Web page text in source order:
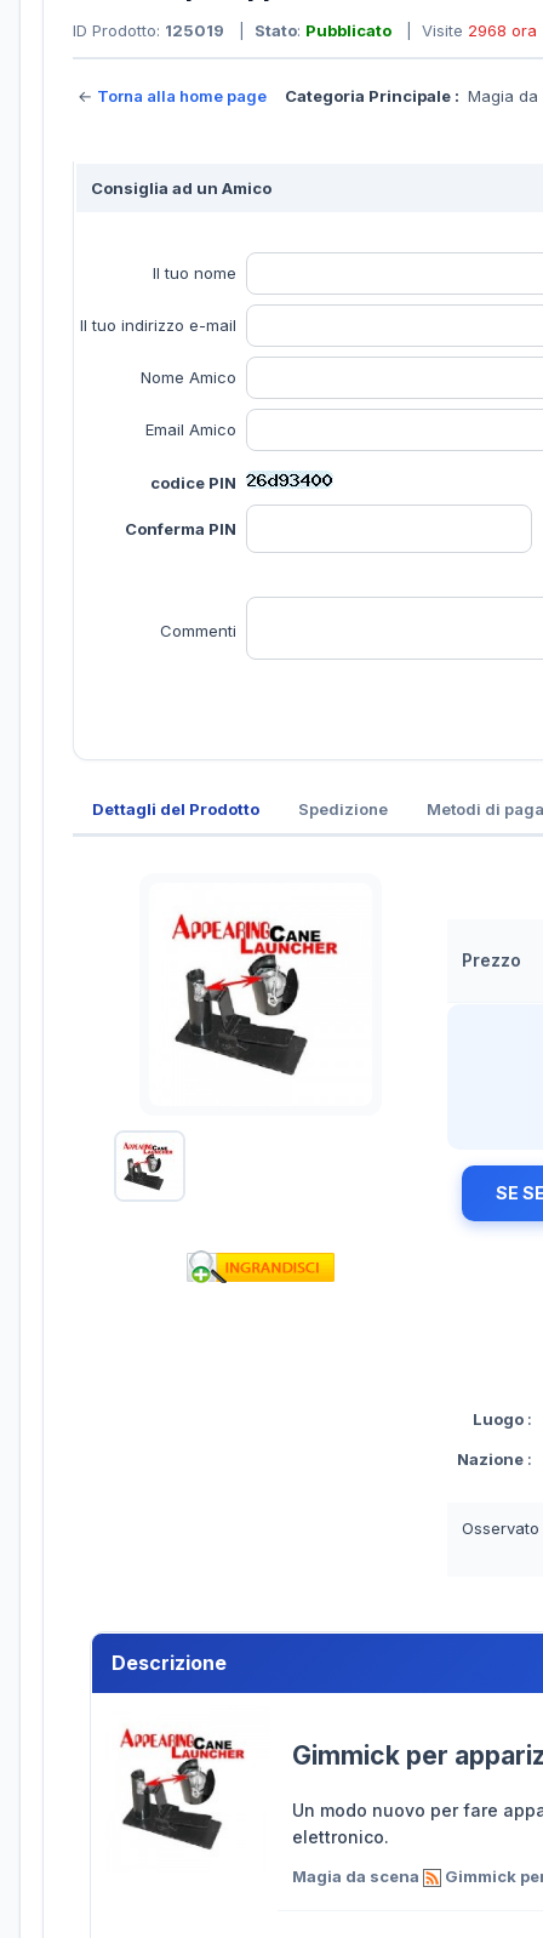
ID Prodotto: 125019 Stato: Pubblicato | Visite 2968 ora
← Torna alla home page Categoria Principale : Magia
Consiglia ad un Amico
Il tuo nome
Il tuo indirizzo e-mail
Nome Amico
Email Amico
codice PIN
Conferma PIN
Commenti
Dettagli del Prodotto Spedizione Metodi di
Prezzo
SE
Luogo :
Nazione :
Descrizione
Gimmick per
Un modo nuovo per fare
elettronico.
Magia da scena Gimmick